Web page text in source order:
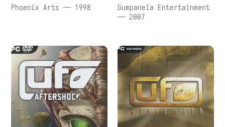
Phoenix Arts — 1998
Gumpanela Entertainment
— 2007